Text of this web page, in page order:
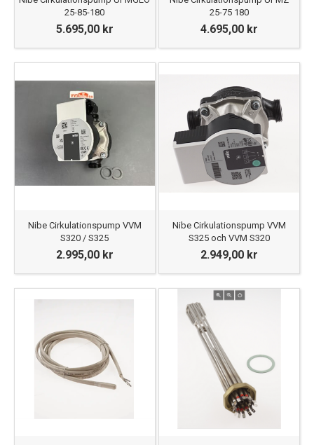
25-85-180
5.695,00 kr
25-75 180
4.695,00 kr
Nibe Cirkulationspump VVM
S320 / S325
2.995,00 kr
Nibe Cirkulationspump VVM
S325 och VVM S320
2.949,00 kr